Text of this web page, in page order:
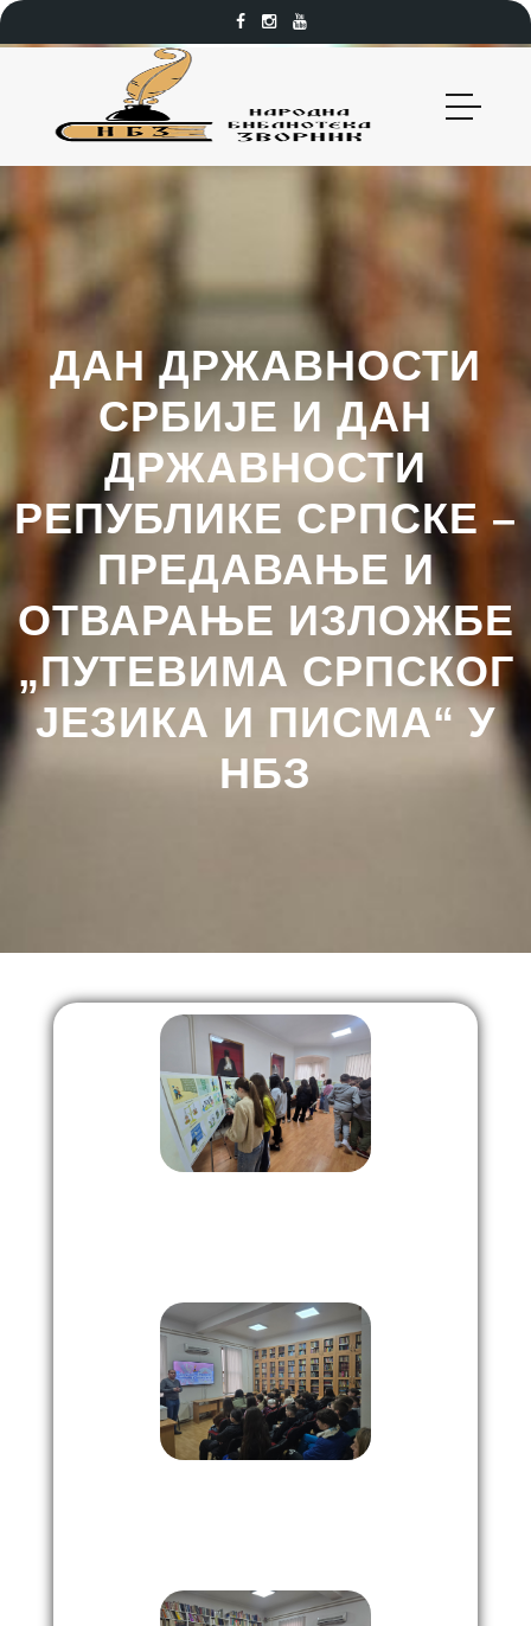
ДАН ДРЖАВНОСТИ
СРБИЈЕ И ДАН
ДРЖАВНОСТИ
РЕПУБЛИКЕ СРПСКЕ –
ПРЕДАВАЊЕ И
ОТВАРАЊЕ ИЗЛОЖБЕ
„ПУТЕВИМА СРПСКОГ
ЈЕЗИКА И ПИСМА“ У
НБЗ